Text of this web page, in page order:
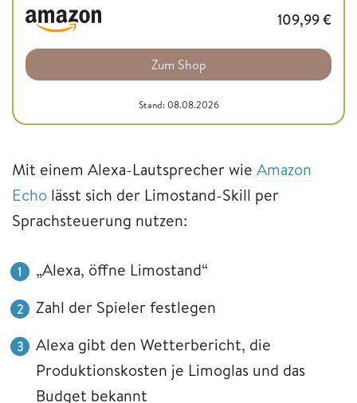
109,99€
Zum Shop
Stand: 08.08.2026
Mit einem Alexa-Lautsprecher wie Amazon
Echo lässt sich der Limostand-Skill per
Sprachsteuerung nutzen:
„Alexa, öffne Limostand“
Zahl der Spieler festlegen
Alexa gibt den Wetterbericht, die
Produktionskosten je Limoglas und das
Budget bekannt